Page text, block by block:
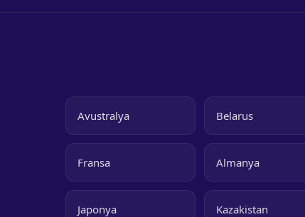
Avustralya Belarus
Fransa Almanya
Japonya Kazakistan